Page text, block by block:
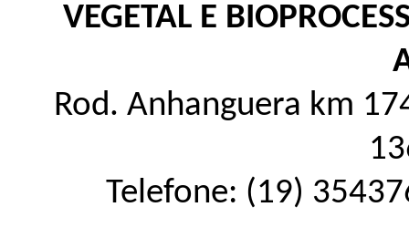
VEGETAL E
Rod. Anhanguera km
Telefone: (19)